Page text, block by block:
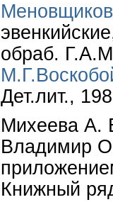
обраб.
Дет.лит.,
Михеева А.
Владимир
Книжный